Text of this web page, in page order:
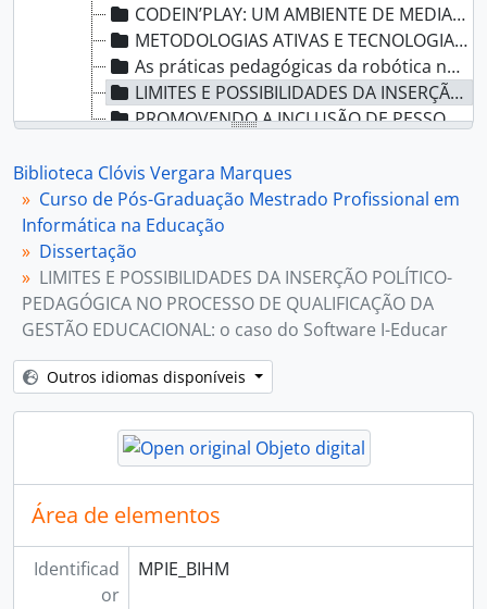
CODEIN’PLAY: UM AMBIENTE DE MEDIAÇÃO DO ERRO A PARTIR DA AVALIAÇÃO DE EXERCÍCIOS DE PROGRAMAÇÃO DE COMPUTADORES
METODOLOGIAS ATIVAS E TECNOLOGIAS DIGITAIS: POSSIBILIDADES PARA INOVAR A PRÁTICA EDUCACIONAL
As práticas pedagógicas da robótica na educação básica
LIMITES E POSSIBILIDADES DA INSERÇÃO POLÍTICO-PEDAGÓGICA NO PROCESSO DE QUALIFICAÇÃO DA GESTÃO EDUCACIONAL: o caso do Software I-Educar
PROMOVENDO A INCLUSÃO DE PESSOAS COM DEFICIÊNCIA NO MOVIMENTO MAKER: UM CURSO MOOC ACESSÍVEL PARA A FABRICAÇÃO DE TECNOLOGIA ASSISTIVA
A ATUAÇÃO DOS TUTORES NOS PROCESSOS DE ENSINO E APRENDIZAGEM NA EAD: AÇÕES DE MELHORIA E ORIENTAÇÃO QUE IMPACTAM A APRENDIZAGEM DISCENTE
O USO DE TECNOLOGIAS MÓVEIS PARA AUXILIAR NA APRENDIZAGEM DE ESTUDANTES COM DISCALCULIA
EDUCAÇÃO FINANCEIRA NO ENSINO MÉDIO: UMA PROPOSTA ASSISTIDA POR JOGOS SÉRIOS
ITILEDU: adaptação da ITIL® V3 para auxiliar o docente no planejamento das TDIC no processo de ensino e aprendizagem.
AUTONOMIA MORAL NO TRÂNSITO: É POSSÍVEL CONTRIBUIR A PARTIR DE UM CURSO DE CURTA DURAÇÃO?
MAAGICA: Modelo para Autorregulação da Aprendizagem e Gamificação Intencional de Conteúdos e Atividades
GESTÃO PEDAGÓGICA ESCOLAR APOIADA NO USO DAS TECNOLOGIAS DIGITAIS: O CASO DE UMA ESCOLA DE EDUCAÇÃO INFANTIL MUNICIPAL EM GRAVATAÍ/RS
Biblioteca Clóvis Vergara Marques
Curso de Pós-Graduação Mestrado Profissional em
Informática na Educação
Dissertação
LIMITES E POSSIBILIDADES DA INSERÇÃO POLÍTICO-
PEDAGÓGICA NO PROCESSO DE QUALIFICAÇÃO DA
GESTÃO EDUCACIONAL: o caso do Software I-Educar
Outros idiomas disponíveis
Área de elementos
Identificad
or
MPIE_BIHM